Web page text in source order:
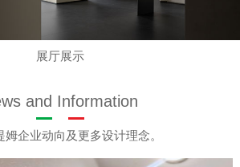
展厅展示
and Information
姆企业动向及更多设计理念。